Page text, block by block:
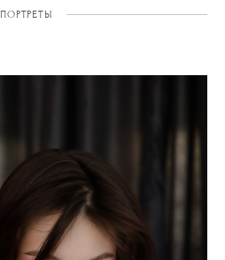
ПОРТРЕТЫ